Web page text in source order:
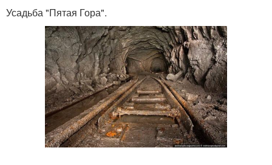
Усадьба "Пятая Гора".